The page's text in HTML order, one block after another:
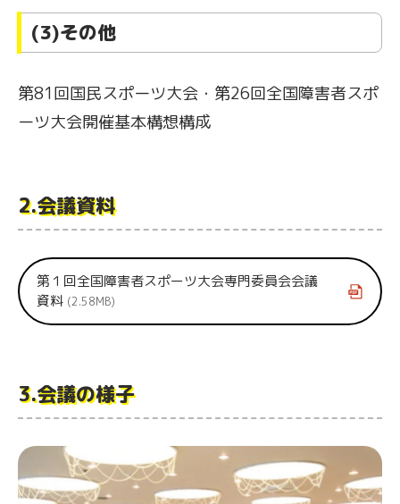
(3)その他
第81回国民スポーツ大会・第26回全国障害者スポ
ーツ大会開催基本構想構成
2.会議資料
第１回全国障害者スポーツ大会専門委員会会議
資料 2.58MB
3.会議の様子